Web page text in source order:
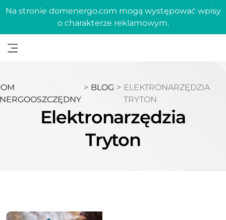
Na stronie domenergo.com mogą występować wpisy
o charakterze reklamowym.
> BLOG > ELEKTRONARZĘDZIA
TRYTON
Elektronarzędzia
Tryton